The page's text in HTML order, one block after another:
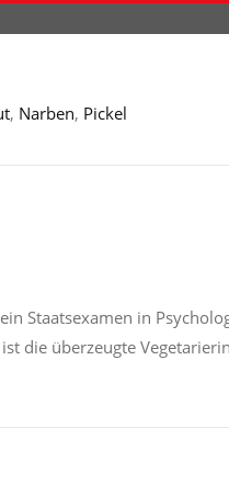
, Narben, Pickel
Staatsexamen in
die überzeugte